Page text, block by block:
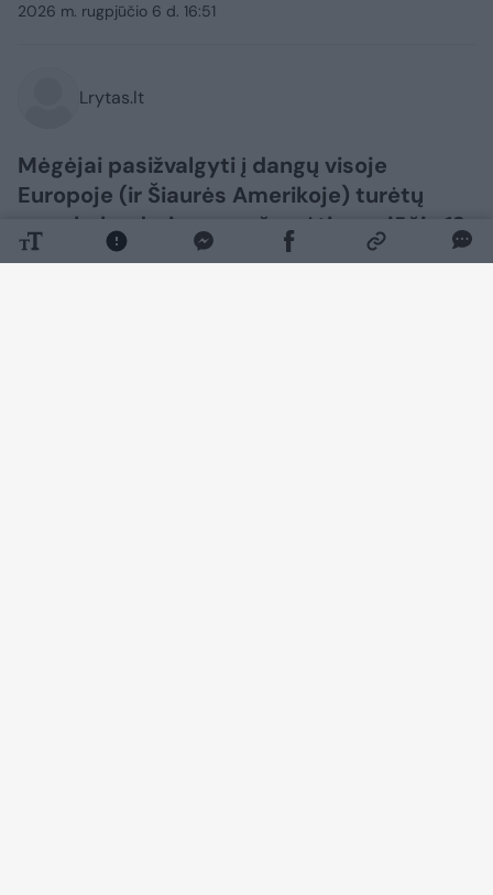
2026 m. rugpjūčio 6 d. 16:51
Lrytas.lt
Mėgėjai pasižvalgyti į dangų visoje
Europoje (ir Šiaurės Amerikoje) turėtų
savo kalendoriuose pažymėti rugpjūčio 12
d., trečiadienį. Nuo dienos metu